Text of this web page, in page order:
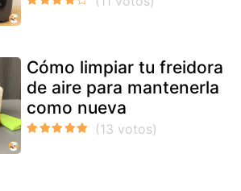
Cómo limpiar tu freidora
de aire para mantenerla
como nueva